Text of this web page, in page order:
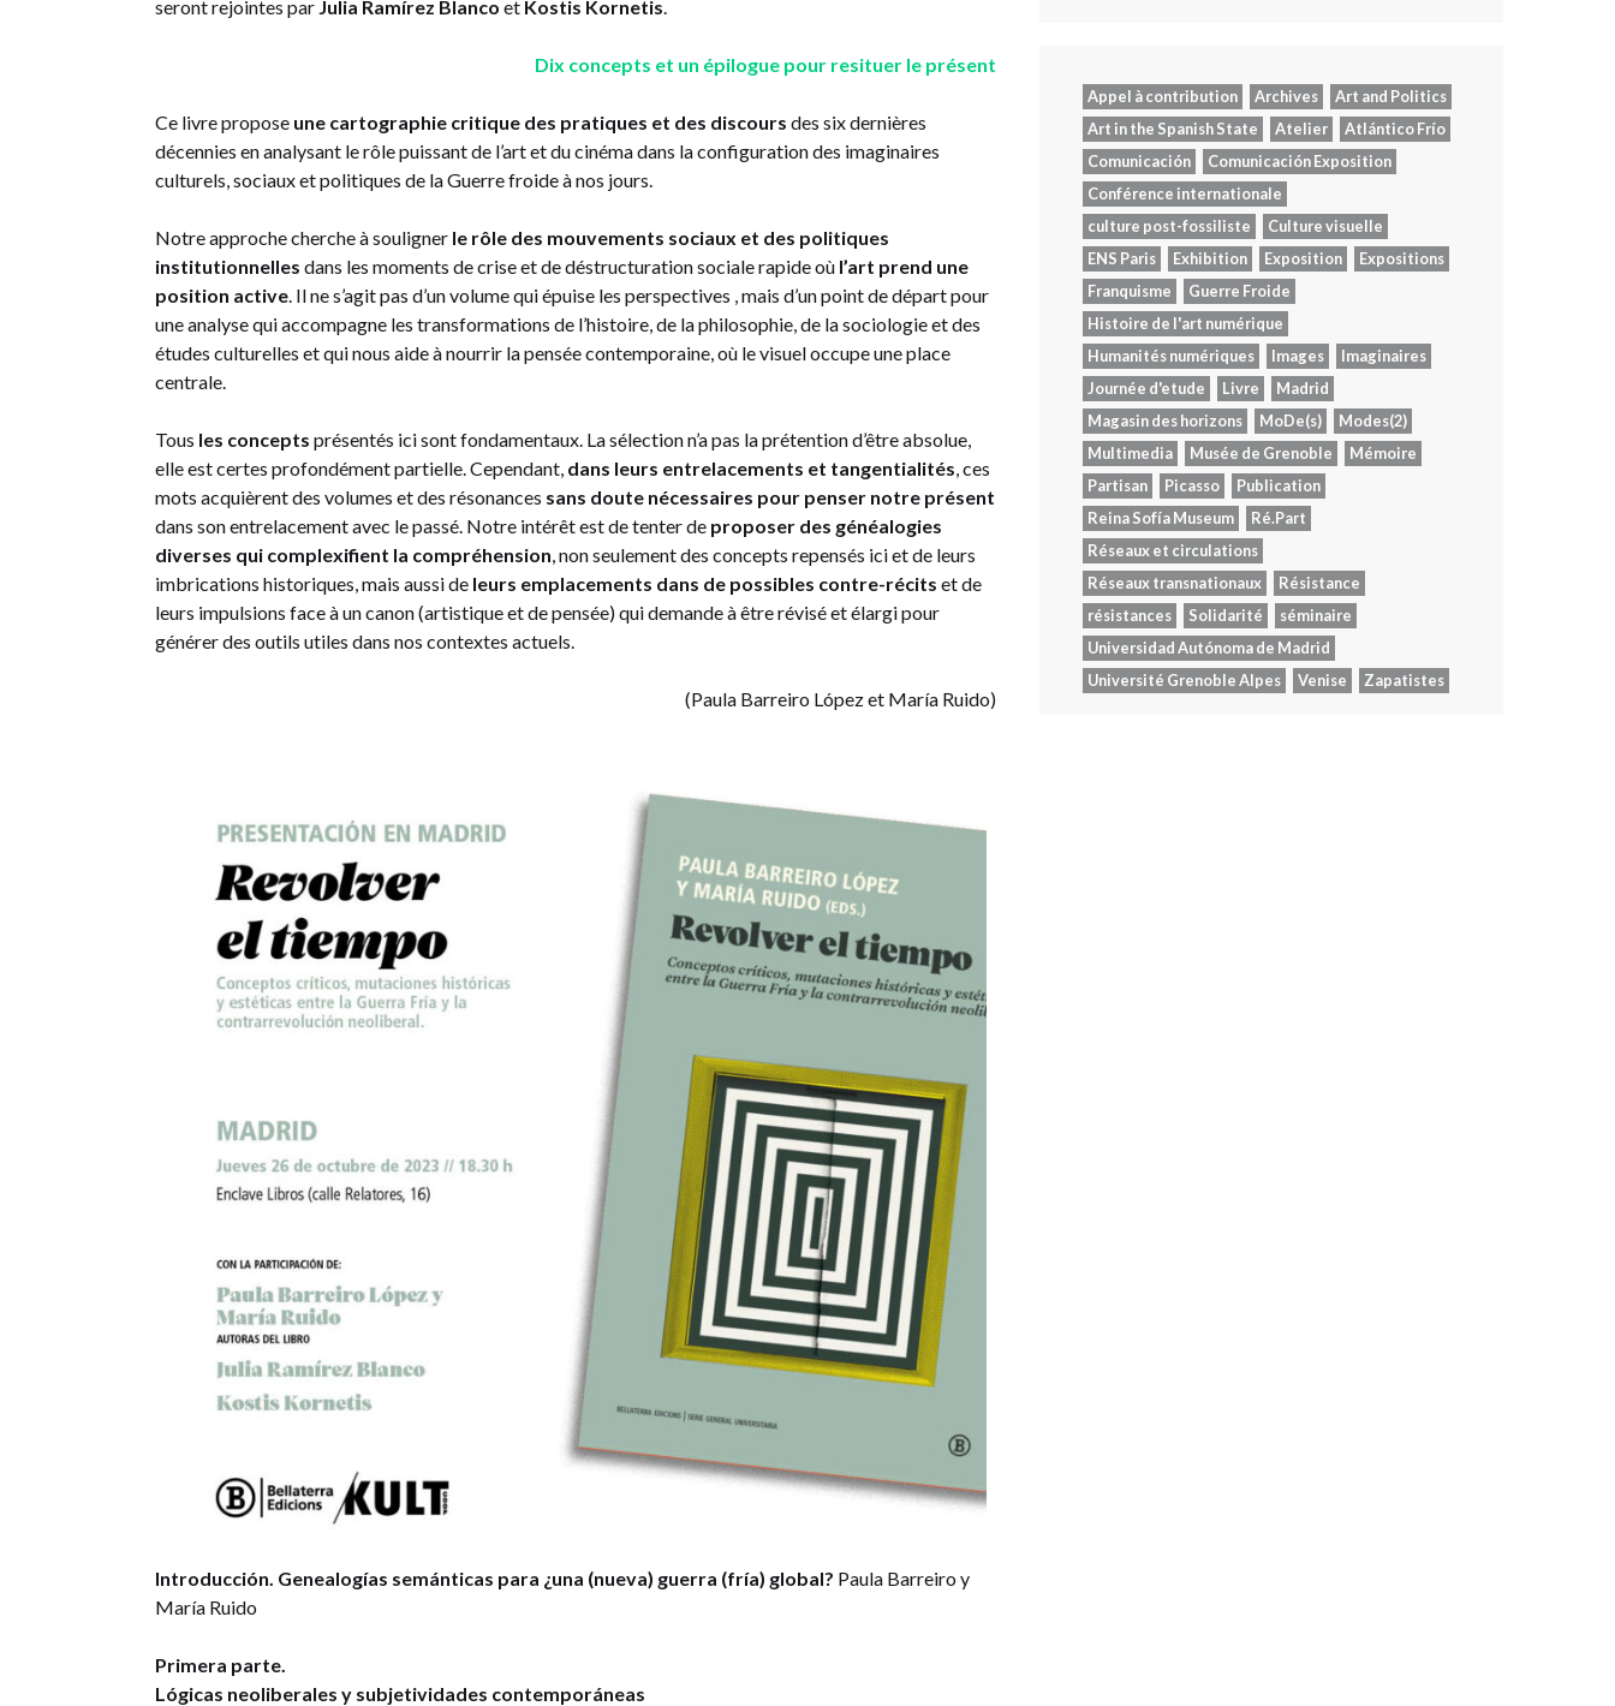
seront rejointes par Julia Ramírez Blanco et Kostis Kornetis
Dix concepts et un épilogue pour resituer le présent
Ce livre propose une cartographie critique des pratiques et des discours des six dernières
décennies en analysant le rôle puissant de l’art et du cinéma dans la configuration des imaginaires
culturels, sociaux et politiques de la Guerre froide à nos jours.
Notre approche cherche à souligner le rôle des mouvements sociaux et des politiques
institutionnelles dans les moments de crise et de déstructuration sociale rapide où l’art prend une
position active . Il ne s’agit pas d’un volume qui épuise les perspectives , mais d’un point de départ pour
une analyse qui accompagne les transformations de l’histoire, de la philosophie, de la sociologie et des
études culturelles et qui nous aide à nourrir la pensée contemporaine, où le visuel occupe une place
centrale.
Tous les concepts présentés ici sont fondamentaux. La sélection n’a pas la prétention d’être absolue,
elle est certes profondément partielle. Cependant, dans leurs entrelacements et tangentialités , ces
mots acquièrent des volumes et des résonances sans doute nécessaires pour penser notre présent
dans son entrelacement avec le passé. Notre intérêt est de tenter de proposer des généalogies
diverses qui complexifient la compréhension , non seulement des concepts repensés ici et de leurs
imbrications historiques, mais aussi de leurs emplacements dans de possibles contre-récits et de
leurs impulsions face à un canon (artistique et de pensée) qui demande à être révisé et élargi pour
générer des outils utiles dans nos contextes actuels.
(Paula Barreiro López et María Ruido)
Introducción. Genealogías semánticas para ¿una (nueva) guerra (fría) global? Paula Barreiro y
María Ruido
Primera parte.
Lógicas neoliberales y subjetividades contemporáneas
Appel à contribution Archives
Art and Politics
Art in the Spanish State
Atelier
Atlántico Frío
Comunicación
Comunicación Exposition
Conférence internationale
culture post-fossiliste
Culture visuelle
ENS Paris
Exhibition Exposition
Expositions
Franquisme
Guerre Froide
Histoire de l'art numérique
Humanités numériques
Images
Imaginaires
Journée d'etude
Livre
Madrid
Magasin des horizons
MoDe(s)
Modes(2)
Multimedia
Musée de Grenoble
Mémoire
Partisan
Picasso
Publication
Reina Sofía Museum
Ré.Part
Réseaux et circulations
Réseaux transnationaux
Résistance
résistances
Solidarité
séminaire
Universidad Autónoma de Madrid
Université Grenoble Alpes
Venise Zapatistes